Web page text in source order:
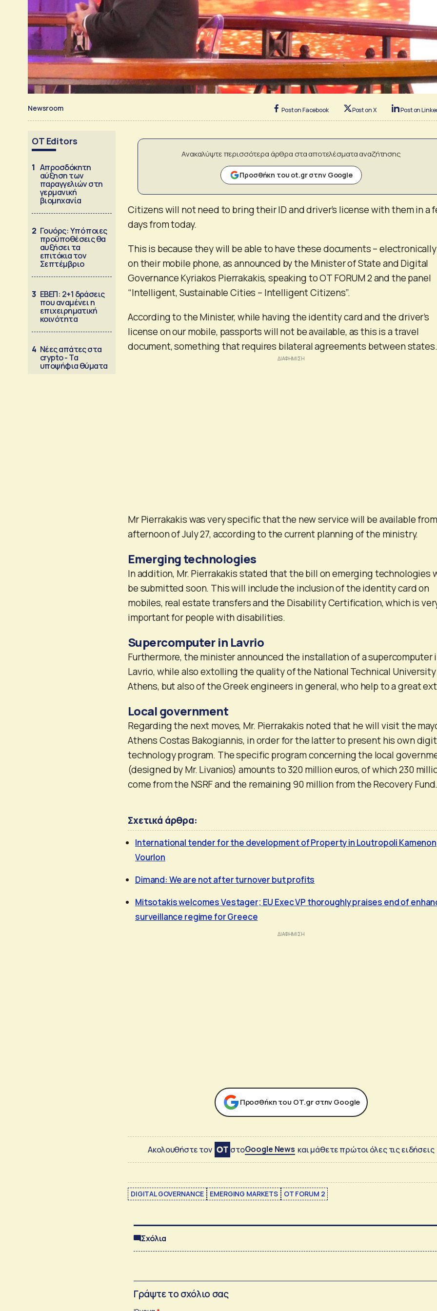
Newsroom Post on Facebook Post on X Post on
OT Editors
1 Απροσδόκητη
αύξηση των
παραγγελιών στη
γερμανική
βιομηχανία
2 Γουόρς: Υπό ποιες
προϋποθέσεις θα
αυξήσει τα
επιτόκια τον
Σεπτέμβριο
3 ΕΒΕΠ: 2+1 δράσεις
που αναμένει η
επιχειρηματική
κοινότητα
4 Νέες απάτες στα
crypto - Τα
υποψήφια θύματα
Ανακαλύψτε περισσότερα άρθρα στα αποτελέσματα αναζήτησης
Προσθήκη του ot.gr στην Google
Citizens will not need to bring their ID and driver’s license with them in a
days from today.
This is because they will be able to have these documents –
on their mobile phone, as announced by the Minister of State and Digital
Governance Kyriakos Pierrakakis, speaking to OT FORUM 2 and the panel
“Intelligent, Sustainable Cities – Intelligent Citizens”.
According to the Minister, while having the identity card and the driver’s
license on our mobile, passports will not be available, as this is a travel
document, something that requires bilateral agreements between states.
Mr Pierrakakis was very specific that the new service will be available
afternoon of July 27, according to the current planning of the ministry.
Emerging technologies
In addition, Mr. Pierrakakis stated that the bill on emerging technologies
be submitted soon. This will include the inclusion of the identity card on
mobiles, real estate transfers and the Disability Certification, which is
important for people with disabilities.
Supercomputer in Lavrio
Furthermore, the minister announced the installation of a supercomputer
Lavrio, while also extolling the quality of the National Technical
Athens, but also of the Greek engineers in general, who help to a great
Local government
Regarding the next moves, Mr. Pierrakakis noted that he will visit the
Athens Costas Bakogiannis, in order for the latter to present his own
technology program. The specific program concerning the local
(designed by Mr. Livanios) amounts to 320 million euros, of which 230
come from the NSRF and the remaining 90 million from the Recovery
Σχετικά άρθρα:
International tender for the development of Property in Loutropoli Kamenon
Vourlon
Dimand: We are not after turnover but profits
Mitsotakis welcomes Vestager; EU Exec VP thoroughly praises end of
surveillance regime for Greece
Προσθήκη του ΟΤ.gr στην Google
Ακολουθήστε τον στοGoogle News και μάθετε πρώτοι όλες τις ειδήσεις
DIGITAL GOVERNANCE EMERGING MARKETS ΟΤ FORUM 2
Σχόλια
Γράψτε το σχόλιο σας